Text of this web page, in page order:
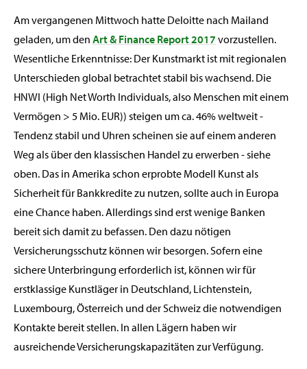
Am vergangenen Mittwoch hatte Deloitte nach Mailand
geladen, um den Art & Finance Report 2017 vorzustellen.
Wesentliche Erkenntnisse: Der Kunstmarkt ist mit regionalen
Unterschieden global betrachtet stabil bis wachsend. Die
HNWI (High Net Worth Individuals, also Menschen mit einem
Vermögen > 5 Mio. EUR)) steigen um ca. 46% weltweit -
Tendenz stabil und Uhren scheinen sie auf einem anderen
Weg als über den klassischen Handel zu erwerben - siehe
oben. Das in Amerika schon erprobte Modell Kunst als
Sicherheit für Bankkredite zu nutzen, sollte auch in Europa
eine Chance haben. Allerdings sind erst wenige Banken
bereit sich damit zu befassen. Den dazu nötigen
Versicherungsschutz können wir besorgen. Sofern eine
sichere Unterbringung erforderlich ist, können wir für
erstklassige Kunstläger in Deutschland, Lichtenstein,
Luxembourg, Österreich und der Schweiz die notwendigen
Kontakte bereit stellen. In allen Lägern haben wir
ausreichende Versicherungskapazitäten zur Verfügung.